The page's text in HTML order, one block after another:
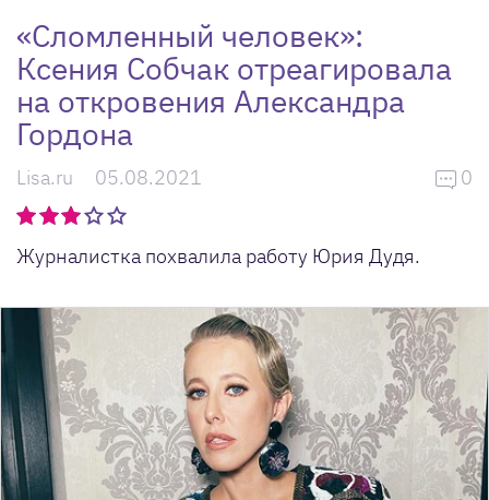
«Сломленный человек»:
Ксения Собчак отреагировала
на откровения Александра
Гордона
Lisa.ru 05.08.2021 0
Журналистка похвалила работу Юрия Дудя.